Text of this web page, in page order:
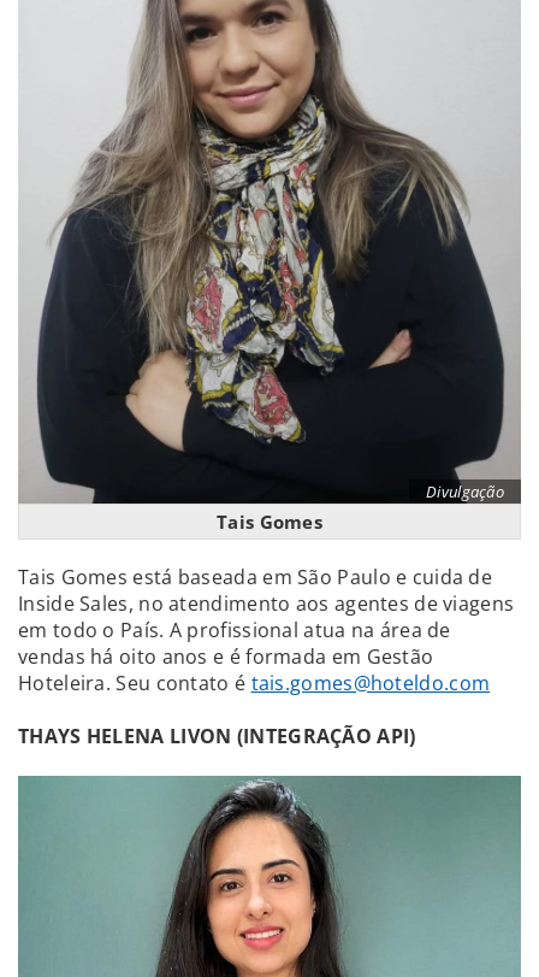
Divulgação
Tais Gomes
Tais Gomes está baseada em São Paulo e cuida de
Inside Sales, no atendimento aos agentes de viagens
em todo o País. A profissional atua na área de
vendas há oito anos e é formada em Gestão
Hoteleira. Seu contato é tais.gomes@hoteldo.com
THAYS HELENA LIVON (INTEGRAÇÃO API)